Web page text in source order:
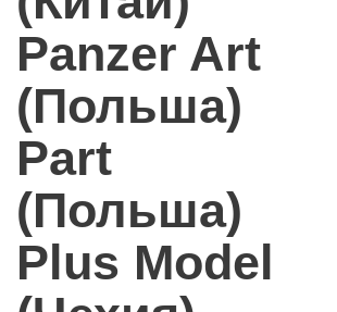
Panzer Art
(Польша)
Part
(Польша)
Plus Model